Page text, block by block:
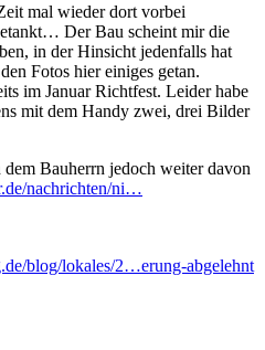
mal wieder dort vorbei
Der Bau scheint mir die
in der Hinsicht jedenfalls hat
Fotos hier einiges getan.
im Januar Richtfest. Leider habe
mit dem Handy zwei, drei Bilder
Bauherrn jedoch weiter davon
nachrichten/ni…
blog/lokales/2…erung-abgelehnt